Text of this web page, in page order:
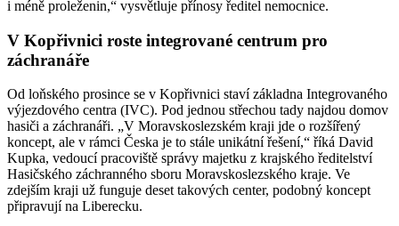
i méně proleženin,“ vysvětluje přínosy ředitel nemocnice.
V Kopřivnici roste integrované centrum pro
záchranáře
Od loňského prosince se v Kopřivnici staví základna Integrovaného
výjezdového centra (IVC). Pod jednou střechou tady najdou domov
hasiči a záchranáři. „V Moravskoslezském kraji jde o rozšířený
koncept, ale v rámci Česka je to stále unikátní řešení,“ říká David
Kupka, vedoucí pracoviště správy majetku z krajského ředitelství
Hasičského záchranného sboru Moravskoslezského kraje. Ve
zdejším kraji už funguje deset takových center, podobný koncept
připravují na Liberecku.